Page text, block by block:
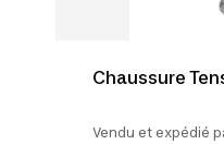
Chaussure
Vendu et expédié